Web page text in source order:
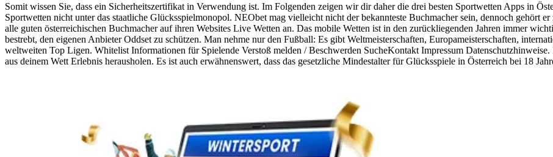
Somit wissen Sie, dass ein Sicherheitszertifikat in Verwendung ist. Im Folgenden zeigen wir dir daher die drei besten Sportwetten Apps in
Sportwetten nicht unter das staatliche Glücksspielmonopol. NEObet mag vielleicht nicht der bekannteste Buchmacher sein, dennoch gehört
alle guten österreichischen Buchmacher auf ihren Websites Live Wetten an. Das mobile Wetten ist in den zurückliegenden Jahren immer
bestrebt, den eigenen Anbieter Oddset zu schützen. Man nehme nur den Fußball: Es gibt Weltmeisterschaften, Europameisterschaften,
weltweiten Top Ligen. Whitelist Informationen für Spielende Verstoß melden / Beschwerden SucheKontakt Impressum
aus deinem Wett Erlebnis herausholen. Es ist auch erwähnenswert, dass das gesetzliche Mindestalter für Glücksspiele in Österreich bei 18